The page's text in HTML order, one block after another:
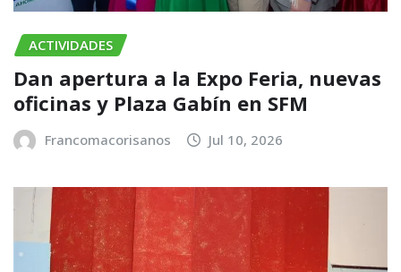
ACTIVIDADES
​Dan apertura a la Expo Feria, nuevas
oficinas y Plaza Gabín en SFM
Francomacorisanos Jul 10, 2026